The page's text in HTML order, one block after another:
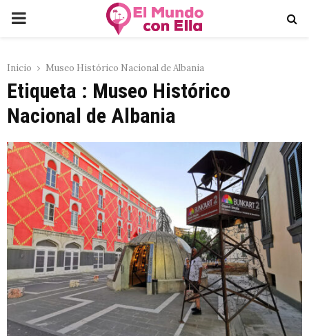
PRIMARY
Inicio Museo Histórico Nacional de Albania
Etiqueta : Museo Histórico
Nacional de Albania